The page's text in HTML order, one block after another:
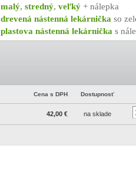
malý, stredný, veľký + nálepka
drevená nástenná lekárnička so
plastova nástenná lekárnička s
Cena s DPH Dostupnosť
42,00 € na sklade